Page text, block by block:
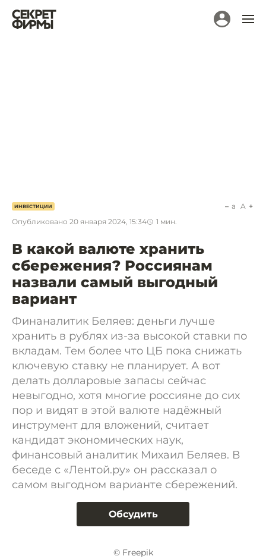
ИНВЕСТИЦИИ
Опубликовано 20 января 2024, 15:34 1 мин.
a A
В какой валюте хранить
сбережения? Россиянам
назвали самый выгодный
вариант
Финаналитик Беляев: деньги лучше
хранить в рублях из-за высокой ставки по
вкладам. Тем более что ЦБ пока снижать
ключевую ставку не планирует. А вот
делать долларовые запасы сейчас
невыгодно, хотя многие россияне до сих
пор и видят в этой валюте надёжный
инструмент для вложений, считает
кандидат экономических наук,
финансовый аналитик Михаил Беляев. В
беседе с «Лентой.ру» он рассказал о
самом выгодном варианте сбережений.
Обсудить
© Freepik